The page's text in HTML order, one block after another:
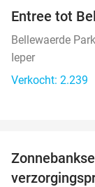
Entree tot
Bellewaerde Park
Ieper
Verkocht: 2.239